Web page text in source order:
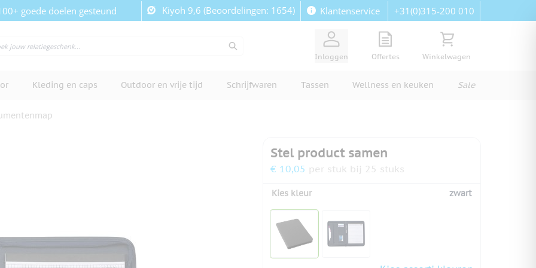
goede doelen gesteund Kiyoh 9,6 (Beoordelingen: 1654) Klantenservice +31(0)315-200 010
Inloggen
View quote, Quote is empty
Offertes
Bekijk winkelwagen,
Winkelwagen
Kleding en caps Outdoor en vrije tijd Schrijfwaren Tassen Wellness en keuken Sale
Stel product samen
€ 10,05 per stuk bij 25 stuks
Kies kleur zwart